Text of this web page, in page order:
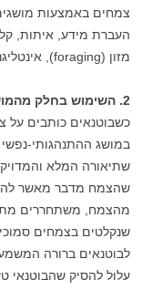
צמחים באמצעות
העברת מידע, איתות,
מזון (foraging), אינטליגנציה וכיו"ב.
2. השימוש בחלק מהמושגים הוא מטאפורי.
כשבוטנאים כותבים
במושג ההתנהגותי-
שתיאורה המלא
שהצמח מדבר מאשר
מהצמח, משתחררים
שנקלטים בצמחים
לבוטנאים ברורה
עלול להסיק שהבוטנאי